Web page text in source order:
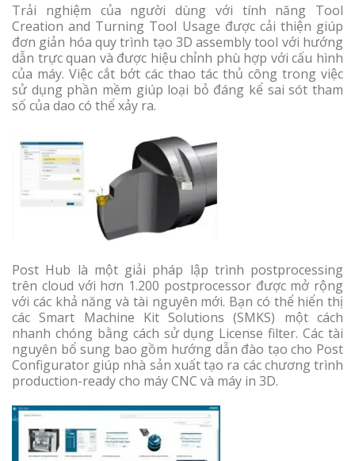
Trải nghiệm của người dùng với tính năng Tool
Creation and Turning Tool Usage được cải thiện giúp
đơn giản hóa quy trình tạo 3D assembly tool với hướng
dẫn trực quan và được hiệu chỉnh phù hợp với cấu hình
của máy. Việc cắt bớt các thao tác thủ công trong việc
sử dụng phần mềm giúp loại bỏ đáng kể sai sót tham
số của dao có thể xảy ra.
Post Hub là một giải pháp lập trình postprocessing
trên cloud với hơn 1.200 postprocessor được mở rộng
với các khả năng và tài nguyên mới. Bạn có thể hiển thị
các Smart Machine Kit Solutions (SMKS) một cách
nhanh chóng bằng cách sử dụng License filter. Các tài
nguyên bổ sung bao gồm hướng dẫn đào tạo cho Post
Configurator giúp nhà sản xuất tạo ra các chương trình
production-ready cho máy CNC và máy in 3D.